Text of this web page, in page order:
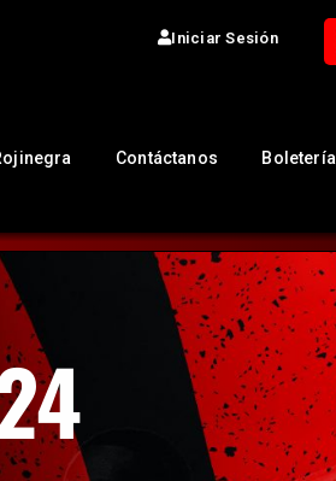
Iniciar Sesión
Contáctanos Boletería